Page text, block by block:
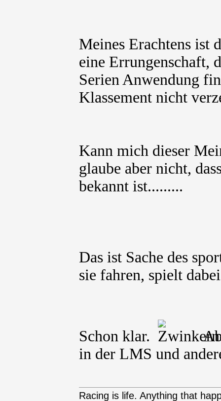
Meines Erachtens ist
eine Errungenschaft,
Serien Anwendung
Klassement nicht
Kann mich dieser
glaube aber nicht,
bekannt ist.........
Das ist Sache des
sie fahren, spielt
Schon klar.
in der LMS und
Racing is life. Anything that